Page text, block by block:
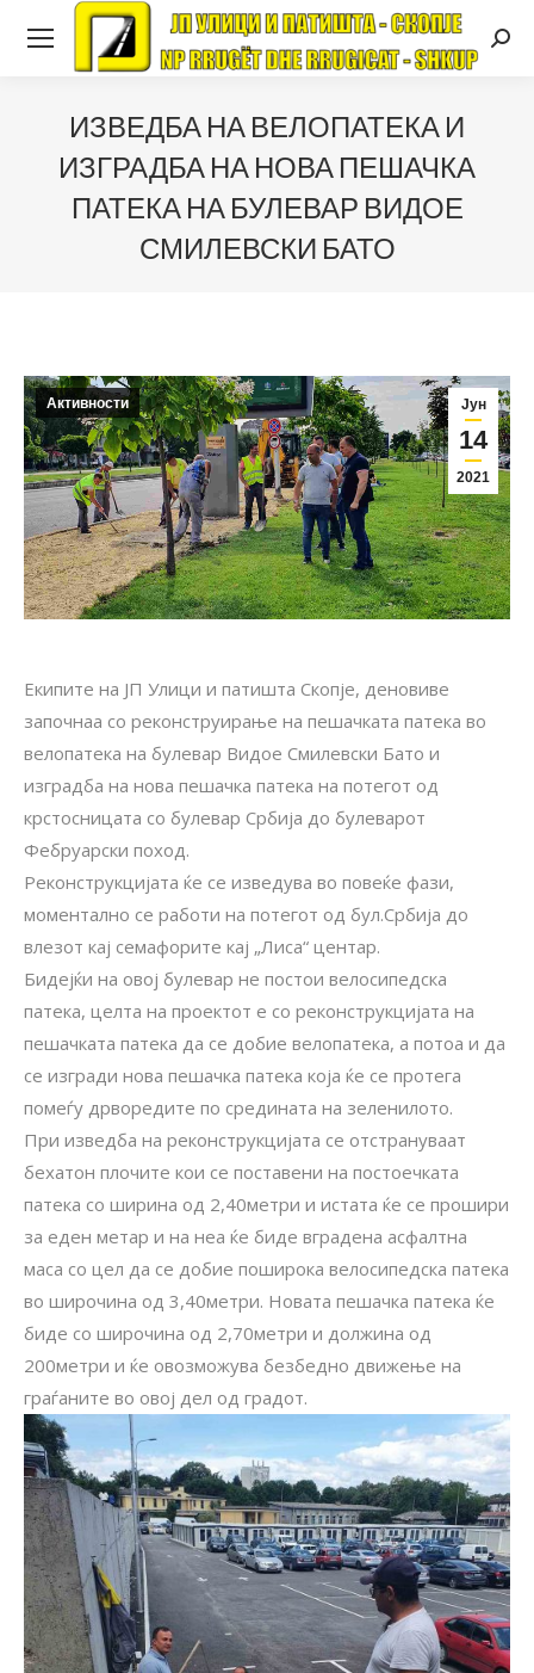
ИЗВЕДБА НА ВЕЛОПАТЕКА И
ИЗГРАДБА НА НОВА ПЕШАЧКА
ПАТЕКА НА БУЛЕВАР ВИДОЕ
СМИЛЕВСКИ БАТО
Јун
14
2021
Активности
Екипите на ЈП Улици и патишта Скопје, деновиве
започнаа со реконструирање на пешачката патека во
велопатека на булевар Видое Смилевски Бато и
изградба на нова пешачка патека на потегот од
крстосницата со булевар Србија до булеварот
Фебруарски поход.
Реконструкцијата ќе се изведува во повеќе фази,
моментално се работи на потегот од бул.Србија до
влезот кај семафорите кај „Лиса“ центар.
Бидејќи на овој булевар не постои велосипедска
патека, целта на проектот е со реконструкцијата на
пешачката патека да се добие велопатека, а потоа и да
се изгради нова пешачка патека која ќе се протега
помеѓу дрворедите по средината на зеленилото.
При изведба на реконструкцијата се отстрануваат
бехатон плочите кои се поставени на постоечката
патека со ширина од 2,40метри и истата ќе се прошири
за еден метар и на неа ќе биде вградена асфалтна
маса со цел да се добие поширока велосипедска патека
во широчина од 3,40метри. Новата пешачка патека ќе
биде со широчина од 2,70метри и должина од
200метри и ќе овозможува безбедно движење на
граѓаните во овој дел од градот.